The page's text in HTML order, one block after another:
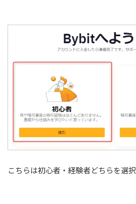
こちらは初心者・経験者どちらを選択